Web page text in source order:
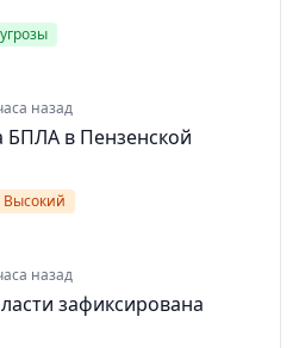
назад
в Пензенской
Высокий
назад
зафиксирована